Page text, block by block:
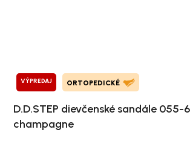
VÝPREDAJ ORTOPEDICKÉ
D.D.STEP dievčenské sandále 055-
champagne